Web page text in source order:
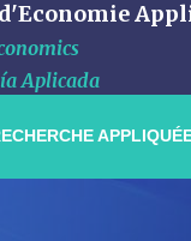
Aplicada